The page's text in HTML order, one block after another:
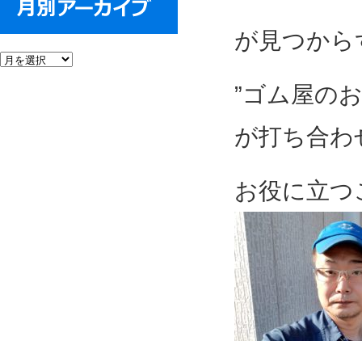
が見つから
”ゴム屋の
が打ち合わ
お役に立